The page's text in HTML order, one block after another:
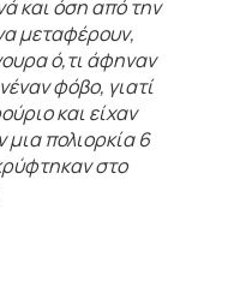
και όση από την
μεταφέρουν,
ό,τι άφηναν
φόβο, γιατί
και είχαν
μια πολιορκία 6
στο